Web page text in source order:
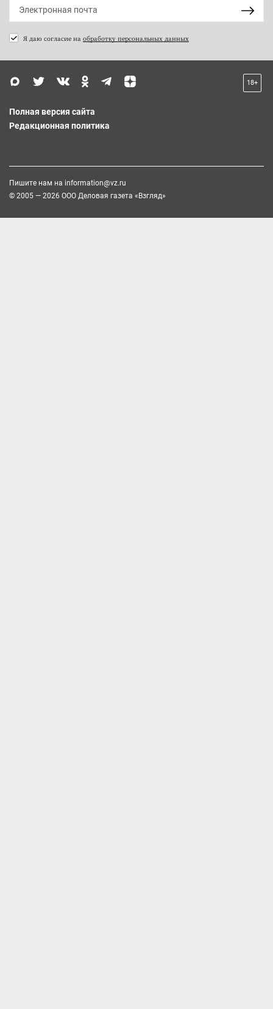
Я даю согласие на обработку персональных данных
18+
Полная версия сайта
Редакционная политика
Пишите нам на information@vz.ru
© 2005 — 2026 ООО Деловая газета «Взгляд»